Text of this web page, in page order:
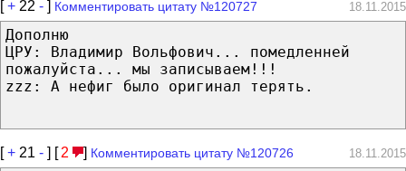
[+ 22 - ] Комментировать цитату №120727 18.11.2015
Дополню
ЦРУ: Владимир Вольфович... помедленней
пожалуйста... мы записываем!!!
zzz: А нефиг было оригинал терять.
[+ 21 - ] [ 2 ] Комментировать цитату №120726 18.11.2015